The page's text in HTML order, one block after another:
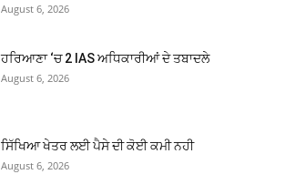
August 6, 2026
ਹਰਿਆਣਾ ‘ਚ 2 IAS ਅਧਿਕਾਰੀਆਂ ਦੇ ਤਬਾਦਲੇ
August 6, 2026
ਸਿੱਖਿਆ ਖੇਤਰ ਲਈ ਪੈਸੇ ਦੀ ਕੋਈ ਕਮੀ ਨਹੀ
August 6, 2026